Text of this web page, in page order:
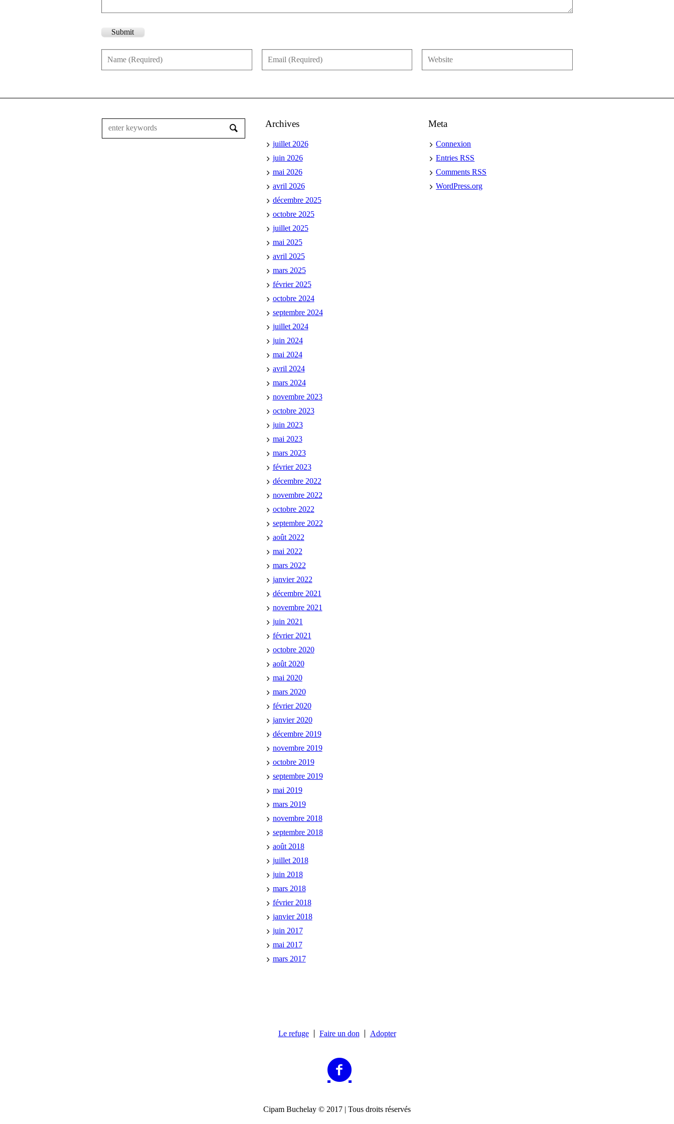
Submit
Archives
juillet 2026
juin 2026
mai 2026
avril 2026
décembre 2025
octobre 2025
juillet 2025
mai 2025
avril 2025
mars 2025
février 2025
octobre 2024
septembre 2024
juillet 2024
juin 2024
mai 2024
avril 2024
mars 2024
novembre 2023
octobre 2023
juin 2023
mai 2023
mars 2023
février 2023
décembre 2022
novembre 2022
octobre 2022
septembre 2022
août 2022
mai 2022
mars 2022
janvier 2022
décembre 2021
novembre 2021
juin 2021
février 2021
octobre 2020
août 2020
mai 2020
mars 2020
février 2020
janvier 2020
décembre 2019
novembre 2019
octobre 2019
septembre 2019
mai 2019
mars 2019
novembre 2018
septembre 2018
août 2018
juillet 2018
juin 2018
mars 2018
février 2018
janvier 2018
juin 2017
mai 2017
mars 2017
Meta
Connexion
EntriesRSS
CommentsRSS
WordPress.org
Le refuge Faire un don Adopter
Cipam Buchelay © 2017 | Tous droits réservés